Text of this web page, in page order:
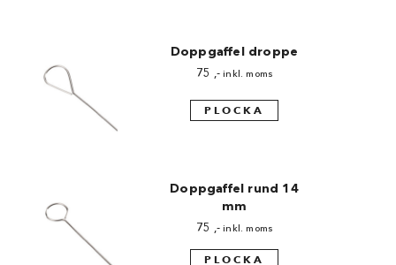
Matfer Bourgeat
Nora Chokladskola
Webbutiken MARRON drivs av Marron
Chokladfackhandel AB.
© 2026. Alla rättigheter reserverade.
Doppgaffel droppe
75 ,-inkl. moms
PLOCKA
Doppgaffel rund 14
mm
75 ,-inkl. moms
PLOCKA